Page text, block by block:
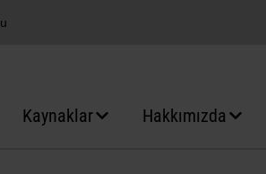
Kaynaklar Hakkımızda